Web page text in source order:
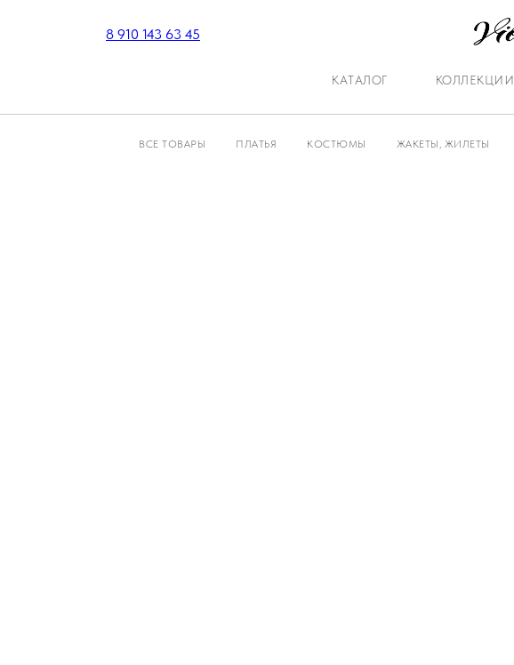
8 910 143 63 45
КАТАЛОГ КОЛЛЕКЦИИ
ВСЕ ТОВАРЫ ПЛАТЬЯ КОСТЮМЫ ЖАКЕТЫ, ЖИЛЕТЫ